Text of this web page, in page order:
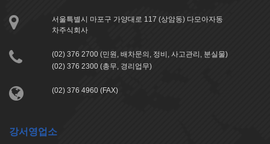
서울특별시 마포구 가양대로 117 (상암동) 다모아자동
차주식회사
(02) 376 2700 (민원, 배차문의, 정비, 사고관리, 분실물)
(02) 376 2300 (총무, 경리업무)
(02) 376 4960 (FAX)
강서영업소